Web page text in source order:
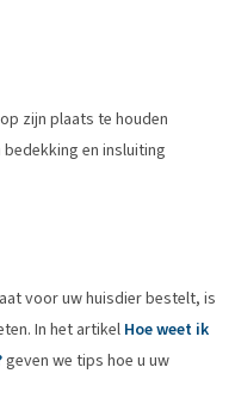
zijn plaats te houden
en insluiting
voor uw huisdier bestelt, is
In het artikel Hoe weet ik
geven we tips hoe u uw